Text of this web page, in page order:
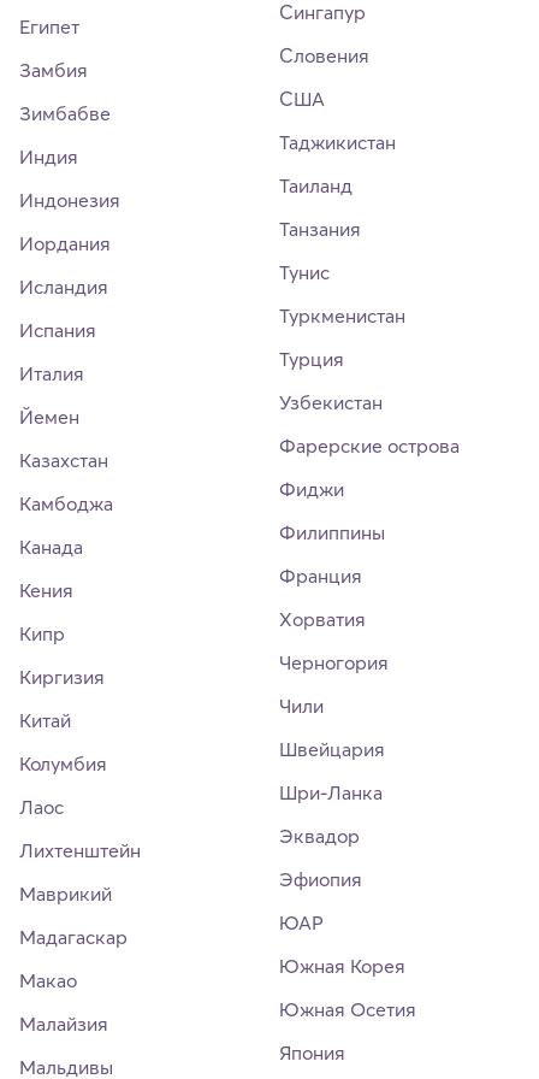
Египет
Замбия
Зимбабве
Индия
Индонезия
Иордания
Исландия
Испания
Италия
Йемен
Казахстан
Камбоджа
Канада
Кения
Кипр
Киргизия
Китай
Колумбия
Лаос
Лихтенштейн
Маврикий
Мадагаскар
Макао
Малайзия
Мальдивы
Сингапур
Словения
США
Таджикистан
Таиланд
Танзания
Тунис
Туркменистан
Турция
Узбекистан
Фарерские острова
Фиджи
Филиппины
Франция
Хорватия
Черногория
Чили
Швейцария
Шри-Ланка
Эквадор
Эфиопия
ЮАР
Южная Корея
Южная Осетия
Япония